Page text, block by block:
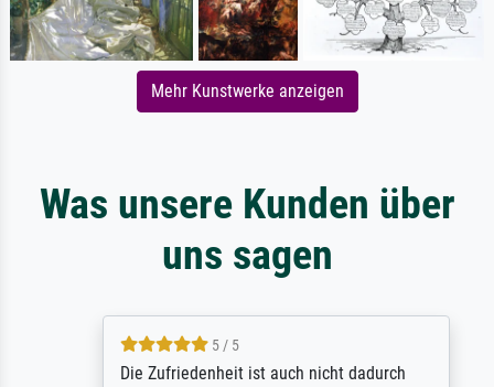
Mehr Kunstwerke anzeigen
Was unsere Kunden über
uns sagen
5 / 5
Die Zufriedenheit ist auch nicht dadurch